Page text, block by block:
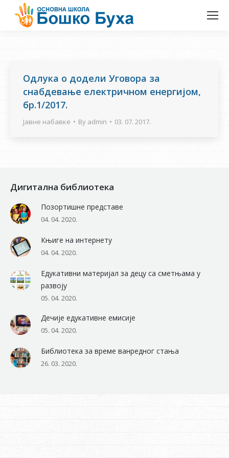
Одлука о додели Уговора за
снабдевање електричном енергијом,
бр.1/2017.
Јавне набавке By admin 03. 07. 2017.
Дигитална библиотека
Позортишне представе
04. 04. 2020.
Књиге на интернету
04. 04. 2020.
Едукативни материјал за децу са сметњама у
развоју
05. 04. 2020.
Дечије едукативне емисије
05. 04. 2020.
Библиотека за време ванредног стања
26. 03. 2020.